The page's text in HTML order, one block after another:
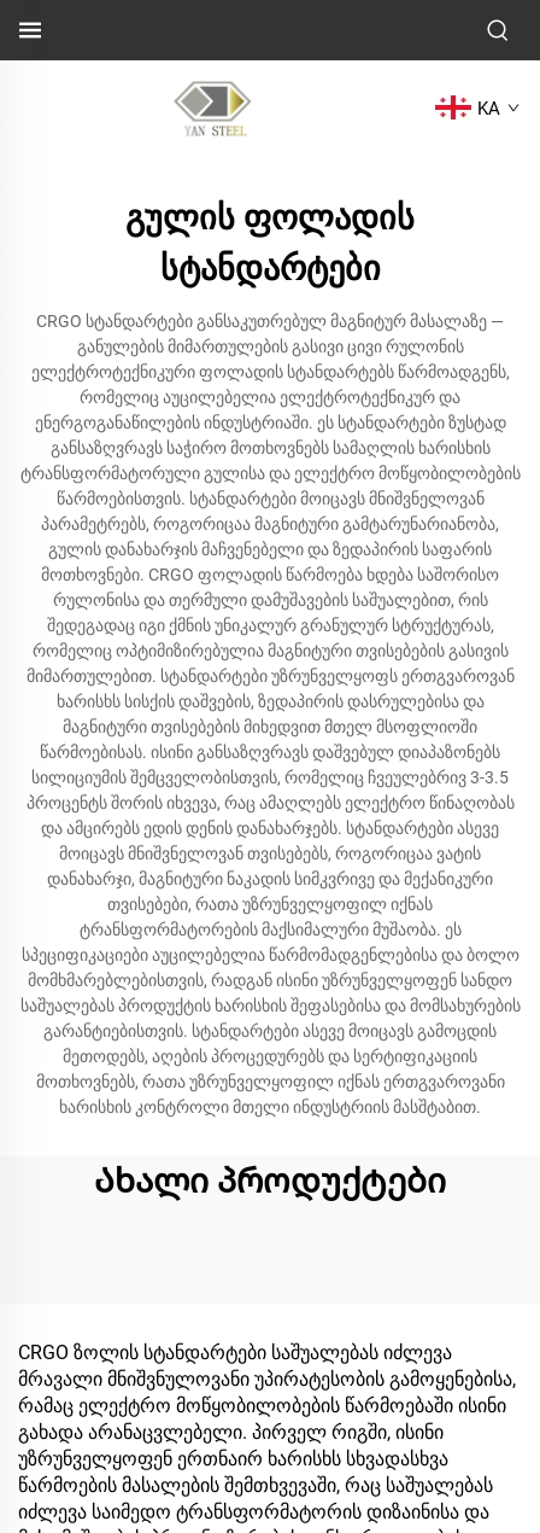
KA
გულის ფოლადის
სტანდარტები
CRGO სტანდარტები განსაკუთრებულ მაგნიტურ მასალაზე —
განულების მიმართულების გასივი ცივი რულონის
ელექტროტექნიკური ფოლადის სტანდარტებს წარმოადგენს,
რომელიც აუცილებელია ელექტროტექნიკურ და
ენერგოგანაწილების ინდუსტრიაში. ეს სტანდარტები ზუსტად
განსაზღვრავს საჭირო მოთხოვნებს სამაღლის ხარისხის
ტრანსფორმატორული გულისა და ელექტრო მოწყობილობების
წარმოებისთვის. სტანდარტები მოიცავს მნიშვნელოვან
პარამეტრებს, როგორიცაა მაგნიტური გამტარუნარიანობა,
გულის დანახარჯის მაჩვენებელი და ზედაპირის საფარის
მოთხოვნები. CRGO ფოლადის წარმოება ხდება საშორისო
რულონისა და თერმული დამუშავების საშუალებით, რის
შედეგადაც იგი ქმნის უნიკალურ გრანულურ სტრუქტურას,
რომელიც ოპტიმიზირებულია მაგნიტური თვისებების გასივის
მიმართულებით. სტანდარტები უზრუნველყოფს ერთგვაროვან
ხარისხს სისქის დაშვების, ზედაპირის დასრულებისა და
მაგნიტური თვისებების მიხედვით მთელ მსოფლიოში
წარმოებისას. ისინი განსაზღვრავს დაშვებულ დიაპაზონებს
სილიციუმის შემცველობისთვის, რომელიც ჩვეულებრივ 3-3.5
პროცენტს შორის იხვევა, რაც ამაღლებს ელექტრო წინაღობას
და ამცირებს ედის დენის დანახარჯებს. სტანდარტები ასევე
მოიცავს მნიშვნელოვან თვისებებს, როგორიცაა ვატის
დანახარჯი, მაგნიტური ნაკადის სიმკვრივე და მექანიკური
თვისებები, რათა უზრუნველყოფილ იქნას
ტრანსფორმატორების მაქსიმალური მუშაობა. ეს
სპეციფიკაციები აუცილებელია წარმომადგენლებისა და ბოლო
მომხმარებლებისთვის, რადგან ისინი უზრუნველყოფენ სანდო
საშუალებას პროდუქტის ხარისხის შეფასებისა და მომსახურების
გარანტიებისთვის. სტანდარტები ასევე მოიცავს გამოცდის
მეთოდებს, აღების პროცედურებს და სერტიფიკაციის
მოთხოვნებს, რათა უზრუნველყოფილ იქნას ერთგვაროვანი
ხარისხის კონტროლი მთელი ინდუსტრიის მასშტაბით.
Ახალი პროდუქტები
CRGO ზოლის სტანდარტები საშუალებას იძლევა
მრავალი მნიშვნულოვანი უპირატესობის გამოყენებისა,
რამაც ელექტრო მოწყობილობების წარმოებაში ისინი
გახადა არანაცვლებელი. პირველ რიგში, ისინი
უზრუნველყოფენ ერთნაირ ხარისხს სხვადასხვა
წარმოების მასალების შემთხვევაში, რაც საშუალებას
იძლევა საიმედო ტრანსფორმატორის დიზაინისა და